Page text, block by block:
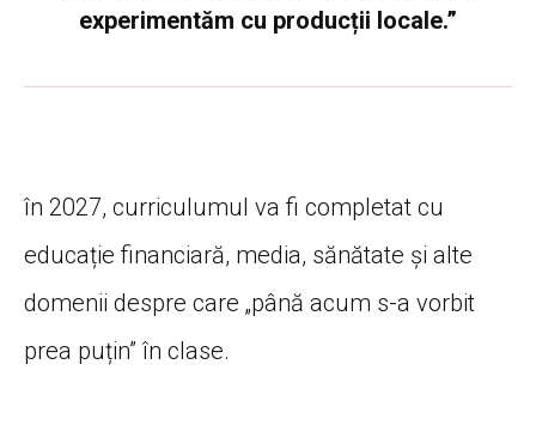
experimentăm cu producții locale.”
în 2027, curriculumul va fi completat cu
educație financiară, media, sănătate și alte
domenii despre care „până acum s-a vorbit
prea puțin” în clase.